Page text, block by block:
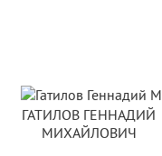
ГАТИЛОВ ГЕННАДИЙ
МИХАЙЛОВИЧ